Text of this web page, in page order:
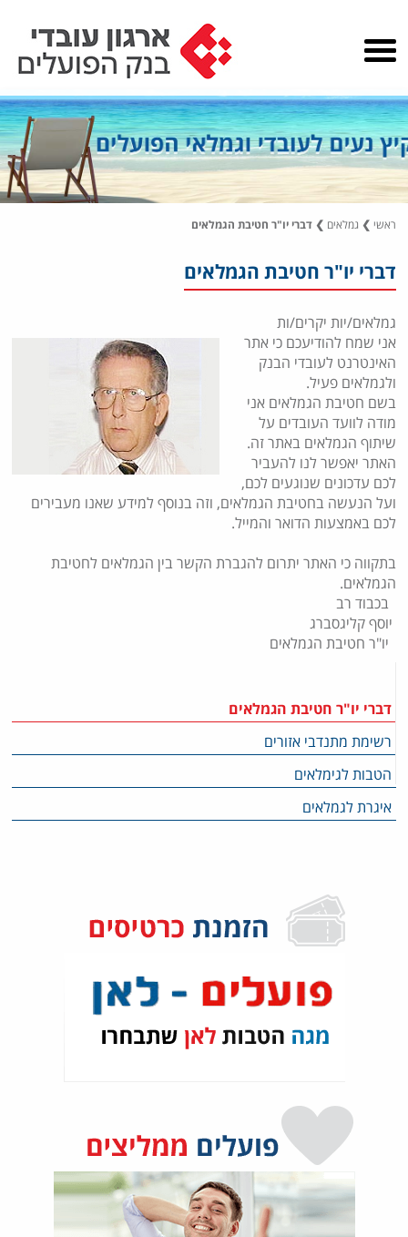
ראשי ❯ גמלאים ❯ דברי יו"ר חטיבת הגמלאים
דברי יו"ר חטיבת הגמלאים
גמלאים/יות יקרים/ות
אני שמח להודיעכם כי אתר
האינטרנט לעובדי הבנק
ולגמלאים פעיל.
בשם חטיבת הגמלאים אני
מודה לוועד העובדים על
שיתוף הגמלאים באתר זה.
האתר יאפשר לנו להעביר
לכם עדכונים שנוגעים לכם,
ועל הנעשה בחטיבת הגמלאים, וזה בנוסף למידע שאנו מעבירים
לכם באמצעות הדואר והמייל.
בתקווה כי האתר יתרום להגברת הקשר בין הגמלאים לחטיבת
הגמלאים.
בכבוד רב
יוסף קליגסברג
יו"ר חטיבת הגמלאים
דברי יו"ר חטיבת הגמלאים
רשימת מתנדבי אזורים
הטבות לגימלאים
איגרת לגמלאים